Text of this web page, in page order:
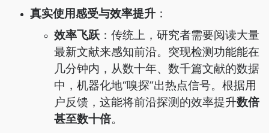
真实使用感受与效率提升 ：
效率飞跃 ：传统上，研究者需要阅读大量
最新文献来感知前沿。突现检测功能能在
几分钟内，从数十年、数千篇文献的数据
中，机器化地“嗅探”出热点信号。根据用
户反馈，这能将前沿探测的效率提升数倍
甚至数十倍。